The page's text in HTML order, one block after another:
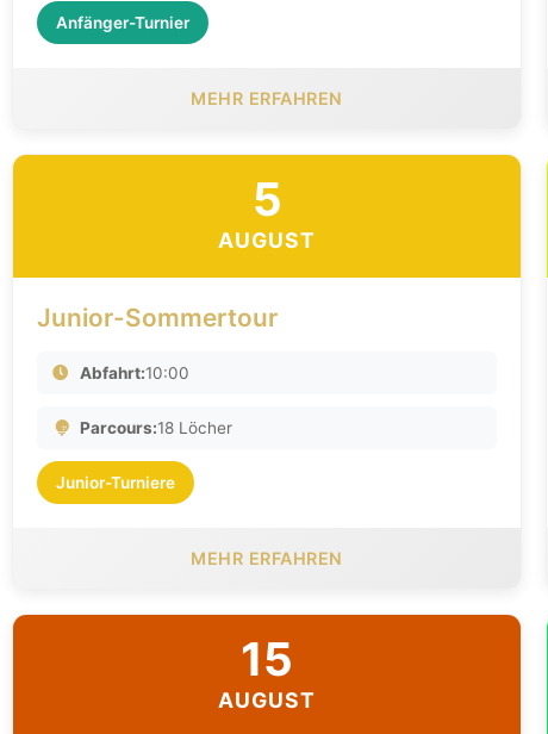
Anfänger-Turnier
MEHR ERFAHREN
5
AUGUST
Junior-Sommertour
Abfahrt:10:00
Parcours:18 Löcher
Junior-Turniere
MEHR ERFAHREN
15
AUGUST